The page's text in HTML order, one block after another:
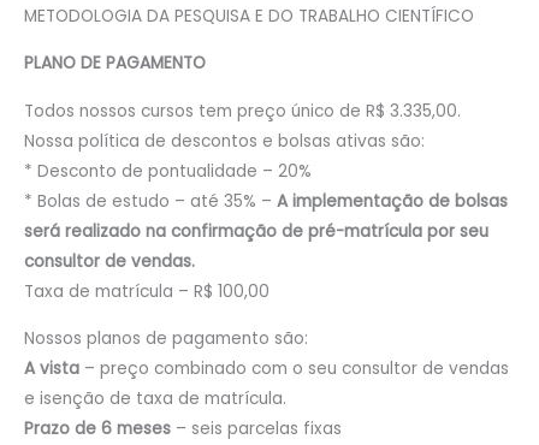
METODOLOGIA DA PESQUISA E DO TRABALHO CIENTÍFICO
PLANO DE PAGAMENTO
Todos nossos cursos tem preço único de R$ 3.335,00.
Nossa política de descontos e bolsas ativas são:
* Desconto de pontualidade – 20%
* Bolas de estudo – até 35% – A implementação de bolsas
será realizado na confirmação de pré-matrícula por seu
consultor de vendas.
Taxa de matrícula – R$ 100,00
Nossos planos de pagamento são:
A vista – preço combinado com o seu consultor de vendas
e isenção de taxa de matrícula.
Prazo de 6 meses – seis parcelas fixas